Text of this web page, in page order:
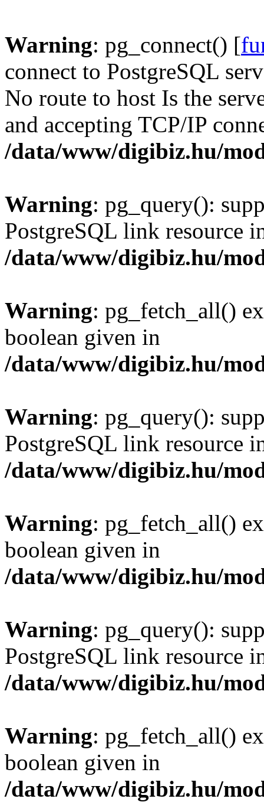
Warning: pg_connect() [
connect to PostgreSQL
No route to host Is the
and accepting TCP/IP
/data/www/digibiz.hu/
Warning: pg_query():
PostgreSQL link resource
/data/www/digibiz.hu/
Warning: pg_fetch_all()
boolean given in
/data/www/digibiz.hu/
Warning: pg_query():
PostgreSQL link resource
/data/www/digibiz.hu/
Warning: pg_fetch_all()
boolean given in
/data/www/digibiz.hu/
Warning: pg_query():
PostgreSQL link resource
/data/www/digibiz.hu/
Warning: pg_fetch_all()
boolean given in
/data/www/digibiz.hu/